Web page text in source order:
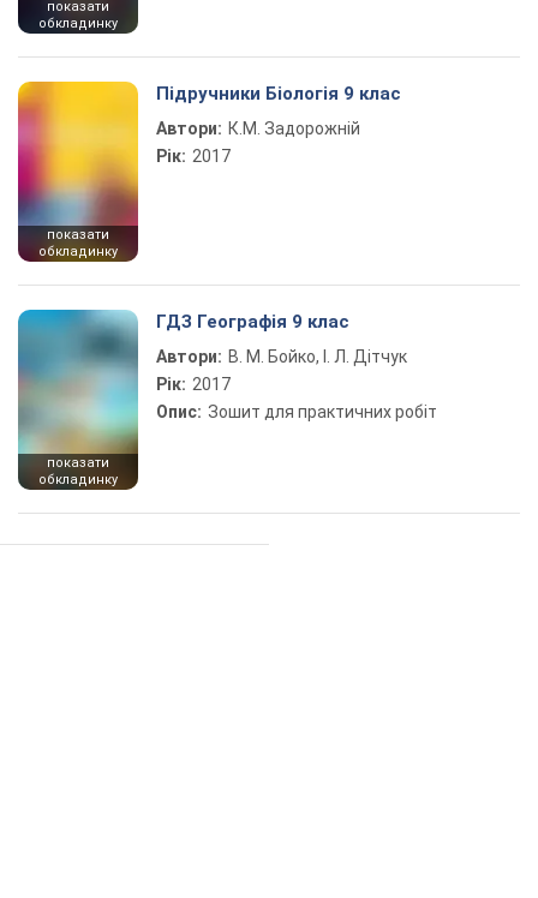
показати
обкладинку
показати
обкладинку
Підручники Біологія 9 клас
Автори: К.М. Задорожній
Рік: 2017
показати
обкладинку
ГДЗ Географія 9 клас
Автори: В. М. Бойко, І. Л. Дітчук
Рік: 2017
Опис: Зошит для практичних робіт